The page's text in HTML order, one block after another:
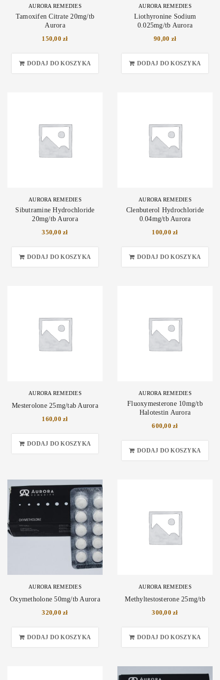
AURORA REMEDIES
Tamoxifen Citrate 20mg/tb
Aurora
150,00zł
DODAJ DO KOSZYKA
AURORA REMEDIES
Liothyronine Sodium
0.025mg/tb Aurora
90,00 zł
DODAJ DO KOSZYKA
AURORA REMEDIES
Sibutramine Hydrochloride
20mg/tb Aurora
350,00zł
DODAJ DO KOSZYKA
AURORA REMEDIES
Clenbuterol Hydrochloride
0.04mg/tb Aurora
100,00zł
DODAJ DO KOSZYKA
AURORA REMEDIES
Mesterolone 25mg/tab Aurora
160,00zł
DODAJ DO KOSZYKA
AURORA REMEDIES
Fluoxymesterone 10mg/tb
Halotestin Aurora
600,00zł
DODAJ DO KOSZYKA
AURORA REMEDIES
Oxymetholone 50mg/tb Aurora
320,00zł
DODAJ DO KOSZYKA
AURORA REMEDIES
Methyltestosterone 25mg/tb
300,00zł
DODAJ DO KOSZYKA